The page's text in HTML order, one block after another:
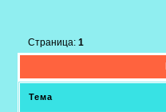
Страница: 1
Тема